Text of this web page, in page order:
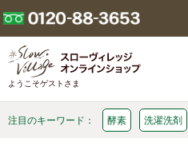
ようこそゲストさま
注目のキーワード： 酵素 洗濯洗剤